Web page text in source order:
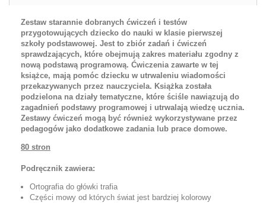
Zestaw starannie dobranych ćwiczeń i testów
przygotowujących dziecko do nauki w klasie pierwszej
szkoły podstawowej. Jest to zbiór zadań i ćwiczeń
sprawdzających, które obejmują zakres materiału zgodny z
nową podstawą programową. Ćwiczenia zawarte w tej
książce, mają pomóc dziecku w utrwaleniu wiadomości
przekazywanych przez nauczyciela. Książka została
podzielona na działy tematyczne, które ściśle nawiązują do
zagadnień podstawy programowej i utrwalają wiedzę ucznia.
Zestawy ćwiczeń mogą być również wykorzystywane przez
pedagogów jako dodatkowe zadania lub prace domowe.
80 stron
Podręcznik zawiera:
Ortografia do główki trafia
Części mowy od których świat jest bardziej kolorowy